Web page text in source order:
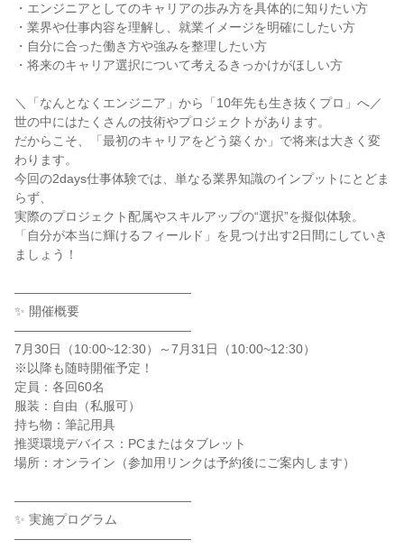
・エンジニアとしてのキャリアの歩み方を具体的に知りたい方
・業界や仕事内容を理解し、就業イメージを明確にしたい方
・自分に合った働き方や強みを整理したい方
・将来のキャリア選択について考えるきっかけがほしい方
＼「なんとなくエンジニア」から「10年先も生き抜くプロ」へ／
世の中にはたくさんの技術やプロジェクトがあります。
だからこそ、「最初のキャリアをどう築くか」で将来は大きく変
わります。
今回の2days仕事体験では、単なる業界知識のインプットにとどま
らず、
実際のプロジェクト配属やスキルアップの“選択”を擬似体験。
「自分が本当に輝けるフィールド」を見つけ出す2日間にしていき
ましょう！
――――――――――――――
✨ 開催概要
――――――――――――――
7月30日（10:00~12:30）～7月31日（10:00~12:30）
※以降も随時開催予定！
定員：各回60名
服装：自由（私服可）
持ち物：筆記用具
推奨環境デバイス：PCまたはタブレット
場所：オンライン（参加用リンクは予約後にご案内します）
――――――――――――――
✨ 実施プログラム
――――――――――――――